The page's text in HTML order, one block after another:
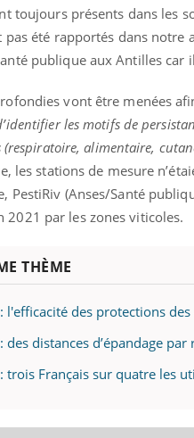
toujours présents dans les
pas été rapportés dans
publique aux Antilles car
vont être menées
les motifs de
(respiratoire, alimentaire,
les stations de mesure
PestiRiv (Anses/Santé
2021 par les zones viticoles.
THÈME
l'efficacité des protections
des distances d’épandage
trois Français sur quatre les